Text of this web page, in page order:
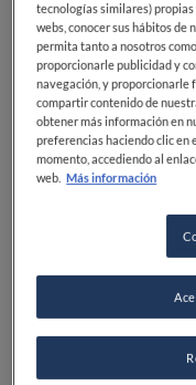
tecnologías similares)
webs, conocer sus hábitos
permita tanto a nosotros
proporcionarle publicidad y
navegación, y proporcionarle
compartir contenido de
obtener más información en
preferencias haciendo clic en
momento, accediendo al
web. Más información